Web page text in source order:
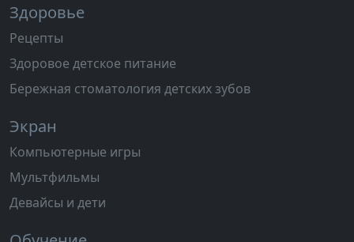
Здоровье
Рецепты
Здоровое детское питание
Бережная стоматология детских зубов
Экран
Компьютерные игры
Мультфильмы
Девайсы и дети